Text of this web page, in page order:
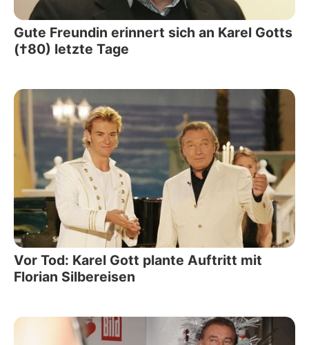
Gute Freundin erinnert sich an Karel Gotts
(†80) letzte Tage
Vor Tod: Karel Gott plante Auftritt mit
Florian Silbereisen